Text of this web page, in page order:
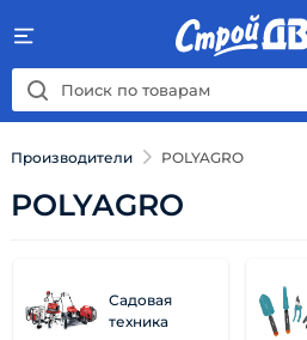
Производители POLYAGRO
POLYAGRO
Садовая
техника